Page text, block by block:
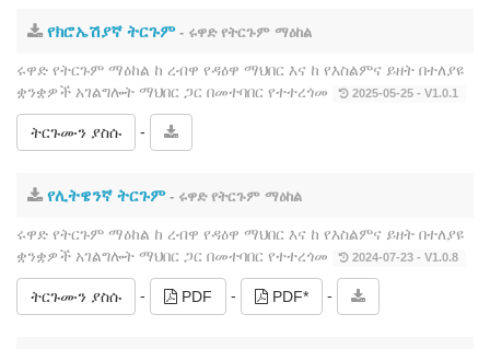
የክሮኤሽያኛ ትርጉም- ሩዋድ የትርጉም ማዕከል
ሩዋድ የትርጉም ማዕከል ከ ረብዋ የዳዕዋ ማህበር እና ከ የእስልምና ይዘት በተለያዩ
ቋንቋዎች አገልግሎት ማህበር ጋር በመተባበር የተተረጎመ
2025-05-25 - V1.0.1
ትርጉሙን ያስሱ -
የሊትዌንኛ ትርጉም- ሩዋድ የትርጉም ማዕከል
ሩዋድ የትርጉም ማዕከል ከ ረብዋ የዳዕዋ ማህበር እና ከ የእስልምና ይዘት በተለያዩ
ቋንቋዎች አገልግሎት ማህበር ጋር በመተባበር የተተረጎመ
2024-07-23 - V1.0.8
ትርጉሙን ያስሱ - PDF - PDF* -